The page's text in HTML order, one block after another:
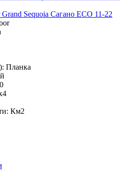
Sequoia Сагано ECO 11-22
Планка
Км2